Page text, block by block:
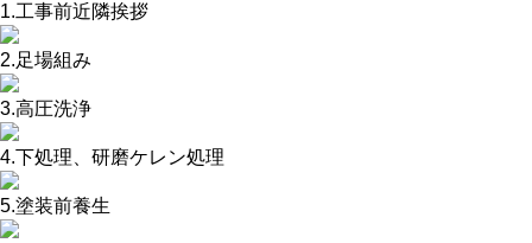
1.工事前近隣挨拶
2.足場組み
3.高圧洗浄
4.下処理、研磨ケレン処理
5.塗装前養生